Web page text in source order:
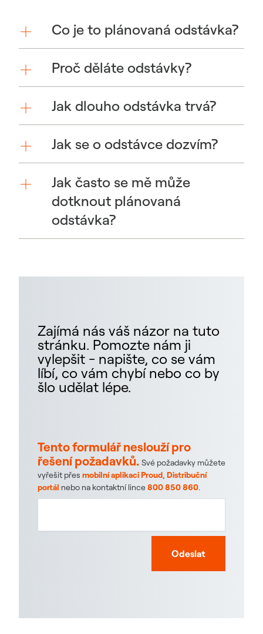
Co je to plánovaná odstávka?
Proč děláte odstávky?
Jak dlouho odstávka trvá?
Jak se o odstávce dozvím?
Jak často se mě může
dotknout plánovaná
odstávka?
Zajímá nás váš názor na tuto
stránku. Pomozte nám ji
vylepšit - napište, co se vám
líbí, co vám chybí nebo co by
šlo udělat lépe.
Tento formulář neslouží pro
řešení požadavků. Své požadavky můžete
vyřešit přes mobilní aplikaci Proud, Distribuční
portál nebo na kontaktní lince800 850 860.
Odeslat